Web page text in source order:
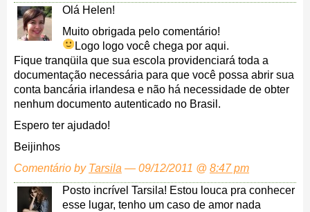
Olá Helen!
Muito obrigada pelo comentário!
Logo logo você chega por aqui.
Fique tranqüila que sua escola providenciará toda a
documentação necessária para que você possa abrir sua
conta bancária irlandesa e não há necessidade de obter
nenhum documento autenticado no Brasil.
Espero ter ajudado!
Beijinhos
Comentário by Tarsila — 09/12/2011 @ 8:47 pm
Posto incrível Tarsila! Estou louca pra conhecer
esse lugar, tenho um caso de amor nada